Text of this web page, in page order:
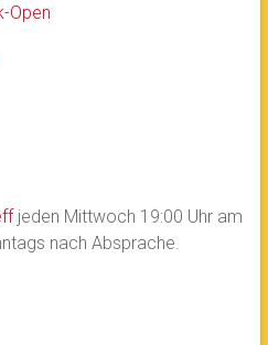
Open
jeden Mittwoch 19:00 Uhr am
nach Absprache.